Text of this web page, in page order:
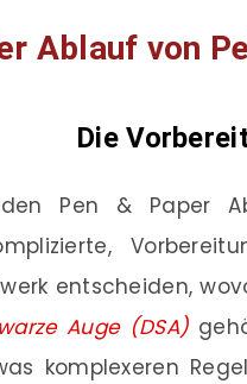
Ablauf von
Die
Pen & Paper
entscheiden,
Auge (DSA)
komplexeren